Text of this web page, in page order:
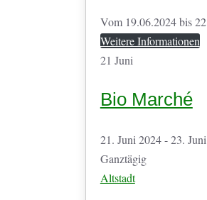
Vom 19.06.2024 bis
Weitere Informationen
21 Juni
Bio Marché
21. Juni 2024 - 23.
Ganztägig
Altstadt